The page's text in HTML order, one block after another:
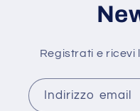
Registrati e ricevi
Indirizzo email